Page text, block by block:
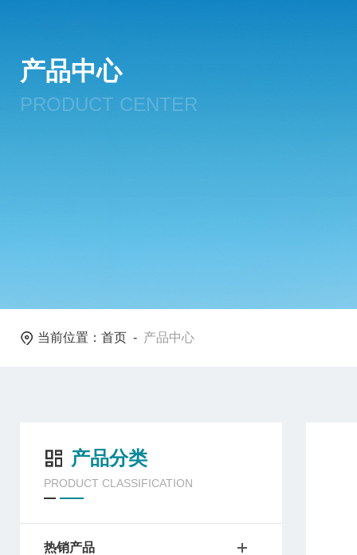
产品中心
PRODUCT CENTER
当前位置： 首页 - 产品中心
产品分类
PRODUCT CLASSIFICATION
热销产品